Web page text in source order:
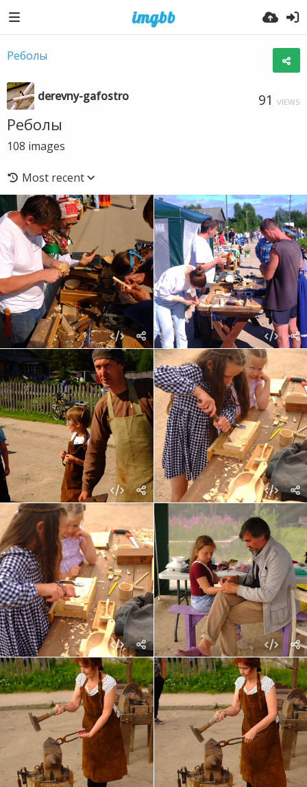
Реболы
derevny-gafostro 91 VIEWS
Реболы
108 images
Most recent